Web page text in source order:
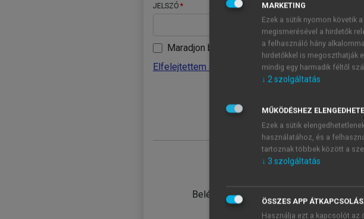
JELSZÓ
Maradjon belépve
Elfelejtettem a jelszavamat
Belépés intézményi azonosítóval
MARKETING
Ezek a sütik nyomon követik
megismerésével a hirdetők
a felhasználó hány
hirdetőkkel is megoszthatják
mindig egy harmadik féltől
↓ 2szolgáltatás
MŰKÖDÉSHEZ
Ezek a sütik
használatához, és a
tartoznak többek között a
↓ 3 szolgáltatás
ÖSSZES APP
Használja ezt a kapcsolót az